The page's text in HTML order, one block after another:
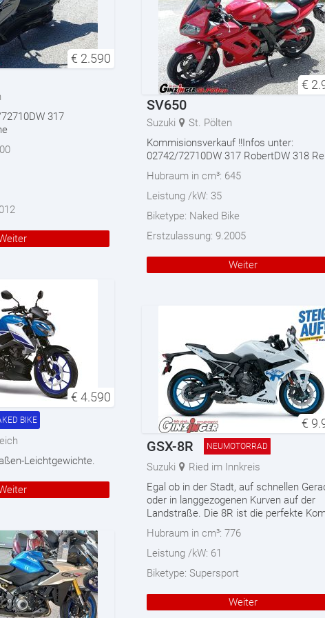
€ 2.590
317
€
SV650
Suzuki
St. Pölten
Kommisionsverkauf !!Infos unter:
02742/72710DW 317 RobertDW 318
Hubraum in cm³: 645
Leistung /kW: 35
Biketype: Naked Bike
Erstzulassung: 9.2005
Weiter
€ 4.590
BIKE
Leichtgewichte.
€
GSX-8R NEUMOTORRAD
Suzuki
Ried im Innkreis
Egal ob in der Stadt, auf schnellen
oder in langgezogenen Kurven auf der
Landstraße. Die 8R ist die perfekte
Hubraum in cm³: 776
Leistung /kW: 61
Biketype: Supersport
Weiter